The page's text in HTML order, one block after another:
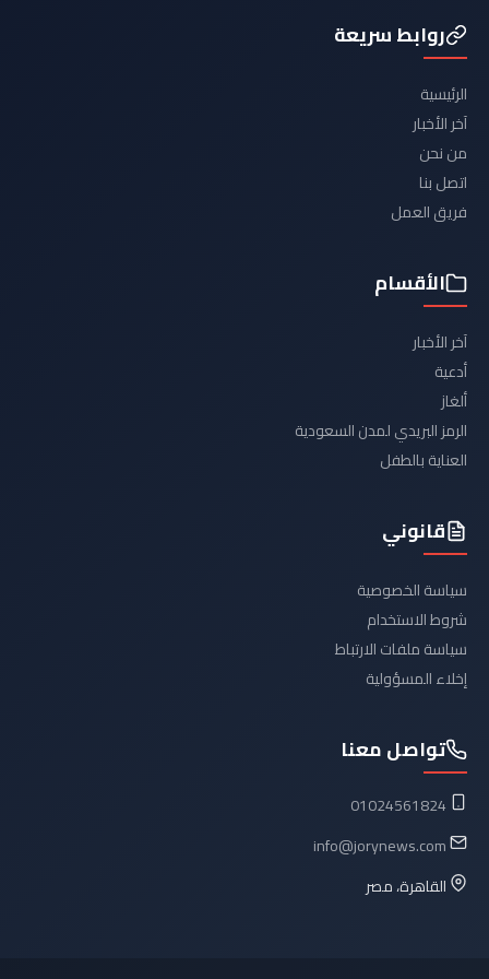
روابط سريعة
الرئيسية
آخر الأخبار
من نحن
اتصل بنا
فريق العمل
الأقسام
آخر الأخبار
أدعية
ألغاز
الرمز البريدي لمدن السعودية
العناية بالطفل
قانوني
سياسة الخصوصية
شروط الاستخدام
سياسة ملفات الارتباط
إخلاء المسؤولية
تواصل معنا
01024561824
info@jorynews.com
القاهرة، مصر